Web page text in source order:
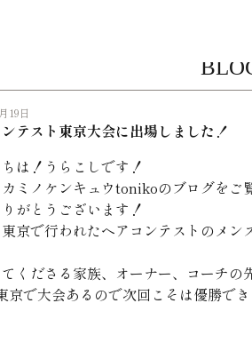
19日
テスト東京大会に出場しました！
は！うらこしです！
ミノケンキュウtonikoのブログをご
がとうございます！
京で行われたヘアコンテストのメン
くださる家族、オーナー、コーチの
京で大会あるので次回こそは優勝で